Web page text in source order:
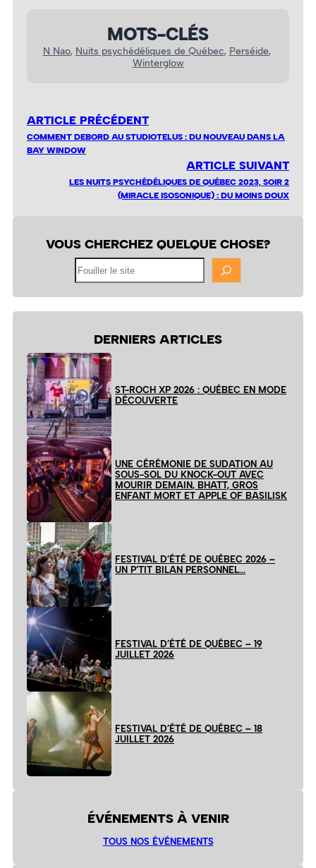
MOTS-CLÉS
N Nao, Nuits psychédéliques de Québec, Perséide,
Winterglow
ARTICLE PRÉCÉDENT
COMMENT DEBORD AU STUDIOTELUS : DU NOUVEAU DANS LA
BAY WINDOW
ARTICLE SUIVANT
LES NUITS PSYCHÉDÉLIQUES DE QUÉBEC 2023, SOIR 2
(MIRACLE ISOSONIQUE) : DU MOINS DOUX
VOUS CHERCHEZ QUELQUE CHOSE?
DERNIERS ARTICLES
ST-ROCH XP 2026 : QUÉBEC EN MODE
DÉCOUVERTE
UNE CÉRÉMONIE DE SUDATION AU
SOUS-SOL DU KNOCK-OUT AVEC
MOURIR DEMAIN, BHATT, GROS
ENFANT MORT ET APPLE OF BASILISK
FESTIVAL D’ÉTÉ DE QUÉBEC 2026 –
UN P’TIT BILAN PERSONNEL…
FESTIVAL D’ÉTÉ DE QUÉBEC – 19
JUILLET 2026
FESTIVAL D’ÉTÉ DE QUÉBEC – 18
JUILLET 2026
ÉVÉNEMENTS À VENIR
TOUS NOS ÉVÉNEMENTS